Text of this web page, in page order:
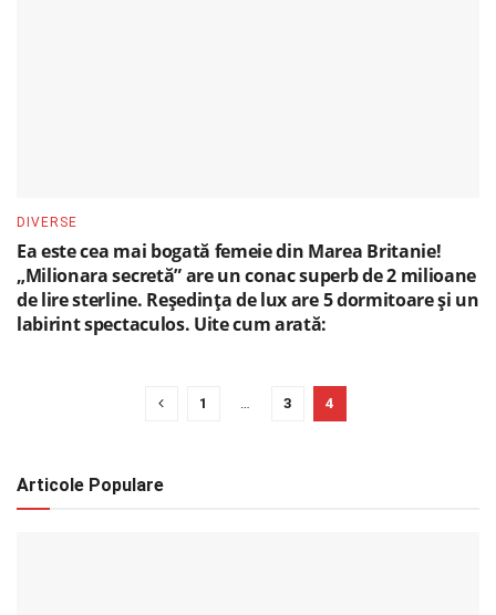
DIVERSE
Ea este cea mai bogată femeie din Marea Britanie!
„Milionara secretă” are un conac superb de 2 milioane
de lire sterline. Reședința de lux are 5 dormitoare și un
labirint spectaculos. Uite cum arată:
1 … 3 4
Articole Populare